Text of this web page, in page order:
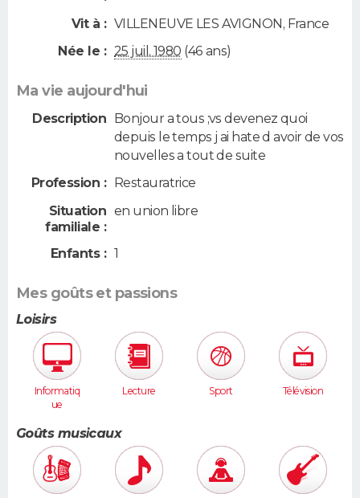
Vit à : VILLENEUVE LES AVIGNON, France
Née le : 25 juil. 1980 (46 ans)
Ma vie aujourd'hui
Description Bonjour a tous ;vs devenez quoi
depuis le temps j ai hate d avoir de vos
nouvelles a tout de suite
Profession :
Restauratrice
Situation
familiale :
en union libre
Enfants : 1
Mes goûts et passions
Loisirs
Informatiq
ue
Lecture Sport Télévision
Goûts musicaux